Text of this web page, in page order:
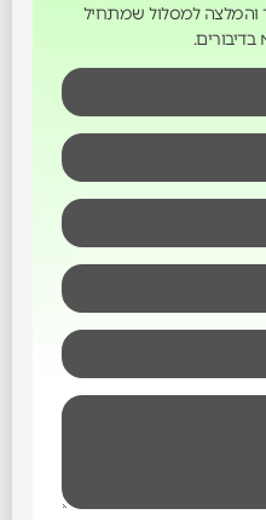
והמלצה למסלול שמתחיל